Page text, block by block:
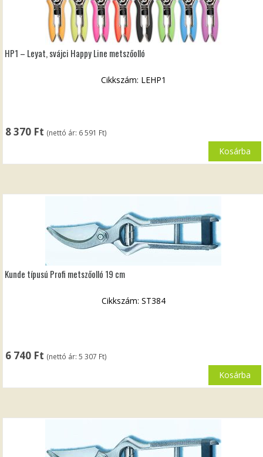
HP1 – Leyat, svájci Happy Line metszőolló
8 370 Ft (nettó ár: 6 591 Ft)
Cikkszám: LEHP1
Kosárba
Kunde típusú Profi metszőolló 19 cm
6 740 Ft (nettó ár:5 307 Ft)
Cikkszám: ST384
Kosárba